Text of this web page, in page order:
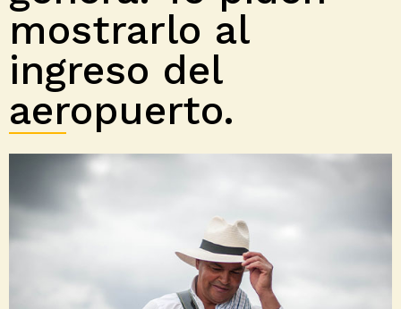
mostrarlo al
ingreso del
aeropuerto.